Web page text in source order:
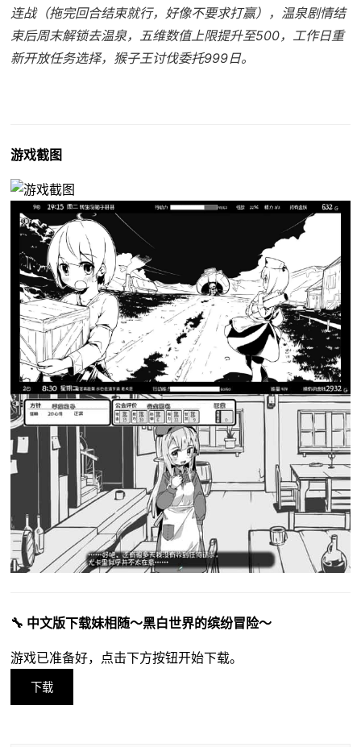
连战（拖完回合结束就行，好像不要求打赢），温泉剧情结
束后周末解锁去温泉，五维数值上限提升至500，工作日重
新开放任务选择，猴子王讨伐委托999日。
游戏截图
🔧 中文版下载妹相随～黑白世界的缤纷冒险～
游戏已准备好，点击下方按钮开始下载。
下载